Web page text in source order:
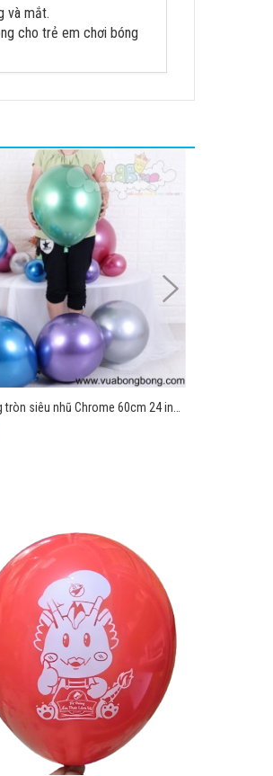
và mắt.
cho trẻ em chơi bóng